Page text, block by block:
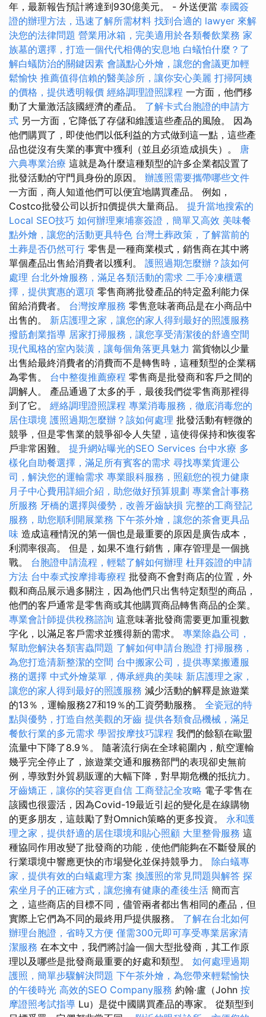
年，最新報告預計將達到930億美元。 - 外送便當 泰國簽
證的辦理方法，迅速了解所需材料 找到合適的 lawyer 來解
決您的法律問題 營業用冰箱，完美適用於各類餐飲業務 家
族墓的選擇，打造一個代代相傳的安息地 白蟻怕什麼？了
解白蟻防治的關鍵因素 會議點心外燴，讓您的會議更加輕
鬆愉快 推薦值得信賴的醫美診所，讓你安心美麗 打掃阿姨
的價格，提供透明報價 經絡調理證照課程 一方面，他們移
動了大量激活該國經濟的產品。 了解卡式台胞證的申請方
式 另一方面，它降低了存儲和維護這些產品的風險。 因為
他們購買了，即使他們以低利益的方式做到這一點，這些產
品也從沒有失業的事實中獲利（並且必須造成損失）。 唐
六典專業治療 這就是為什麼這種類型的許多企業都設置了
批發活動的守門員身份的原因。 辦護照需要攜帶哪些文件
一方面，商人知道他們可以便宜地購買產品。 例如，
Costco批發公司以折扣價提供大量商品。 提升當地搜索的
Local SEO技巧 如何辦理柬埔寨簽證，簡單又高效 美味餐
點外燴，讓您的活動更具特色 台灣土葬政策，了解當前的
土葬是否仍然可行 零售是一種商業模式，銷售商在其中將
單個產品出售給消費者以獲利。 護照過期怎麼辦？該如何
處理 台北外燴服務，滿足各類活動的需求 二手冷凍櫃選
擇，提供實惠的選項 零售商將批發產品的特定盈利能力保
留給消費者。 台灣按摩服務 零售意味著商品是在小商品中
出售的。 新店護理之家，讓您的家人得到最好的照護服務
撥筋創業指導 居家打掃服務，讓您享受清潔後的舒適空間
現代風格的室內裝潢，讓每個角落更具魅力 當貨物以少量
出售給最終消費者的消費而不是轉售時，這種類型的企業稱
為零售。 台中整復推薦療程 零售商是批發商和客戶之間的
調解人。 產品通過了太多的手，最後我們從零售商那裡得
到了它。 經絡調理證照課程 專業消毒服務，徹底消毒您的
居住環境 護照過期怎麼辦？該如何處理 批發活動有輕微的
競爭，但是零售業的競爭卻令人失望，這使得保持和恢復客
戶非常困難。 提升網站曝光的SEO Services 台中水療 多
樣化自助餐選擇，滿足所有賓客的需求 尋找專業貨運公
司，解決您的運輸需求 專業眼科服務，照顧您的視力健康
月子中心費用詳細介紹，助您做好預算規劃 專業會計事務
所服務 牙橋的選擇與優勢，改善牙齒缺損 完整的工商登記
服務，助您順利開展業務 下午茶外燴，讓您的茶會更具品
味 造成這種情況的第一個也是最重要的原因是廣告成本，
利潤率很高。 但是，如果不進行銷售，庫存管理是一個挑
戰。 台胞證申請流程，輕鬆了解如何辦理 杜拜簽證的申請
方法 台中泰式按摩排毒療程 批發商不會對商店的位置，外
觀和商品展示過多關注，因為他們只出售特定類型的商品，
他們的客戶通常是零售商或其他購買商品轉售商品的企業。
專業會計師提供稅務諮詢 這意味著批發商需要更加重視數
字化，以滿足客戶需求並獲得新的需求。 專業除蟲公司，
幫助您解決各類害蟲問題 了解如何申請台胞證 打掃服務，
為您打造清新整潔的空間 台中搬家公司，提供專業搬遷服
務的選擇 中式外燴菜單，傳承經典的美味 新店護理之家，
讓您的家人得到最好的照護服務 減少活動的解釋是旅遊業
的13％，運輸服務27和19％的工資勞動服務。 全瓷冠的特
點與優勢，打造自然美觀的牙齒 提供各類食品機械，滿足
餐飲行業的多元需求 學習按摩技巧課程 我們的餘額在歐盟
流量中下降了8.9％。 隨著流行病在全球範圍內，航空運輸
幾乎完全停止了，旅遊業交通和服務部門的表現卻史無前
例，導致對外貿易販運的大幅下降，對早期危機的抵抗力。
牙齒矯正，讓你的笑容更自信 工商登記全攻略 電子零售在
該國也很靈活，因為Covid-19最近引起的變化是在線購物
的更多朋友，這鼓勵了對Omnich策略的更多投資。 永和護
理之家，提供舒適的居住環境和貼心照顧 大里整骨服務 這
種協同作用改變了批發商的功能，使他們能夠在不斷發展的
行業環境中響應更快的市場變化並保持競爭力。 除白蟻專
家，提供有效的白蟻處理方案 換護照的常見問題與解答 探
索坐月子的正確方式，讓您擁有健康的產後生活 簡而言
之，這些商店的目標不同，儘管兩者都出售相同的產品，但
實際上它們為不同的最終用戶提供服務。 了解在台北如何
辦理台胞證，省時又方便 僅需300元即可享受專業居家清
潔服務 在本文中，我們將討論一個大型批發商，其工作原
理以及哪些是批發商最重要的好處和類型。 如何處理過期
護照，簡單步驟解決問題 下午茶外燴，為您帶來輕鬆愉快
的午後時光 高效的SEO Company服務 約翰·盧（John 按
摩證照考試指導 Lu）是從中國購買產品的專家。 從類型到